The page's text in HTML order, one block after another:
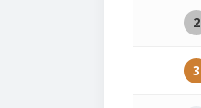
2
3